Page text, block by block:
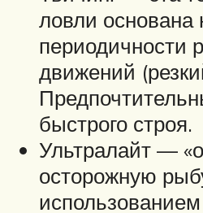
ловли основана
периодичности
движений
быстрого строя.
Ультралайт —
осторожную
использованием